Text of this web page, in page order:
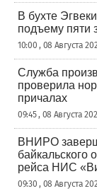
В бухте
подъему пяти
10:00 , 08 Августа
Служба
проверила
причалах
09:45 , 08 Августа
ВНИРО
байкальского
рейса НИС
09:30 , 08 Августа